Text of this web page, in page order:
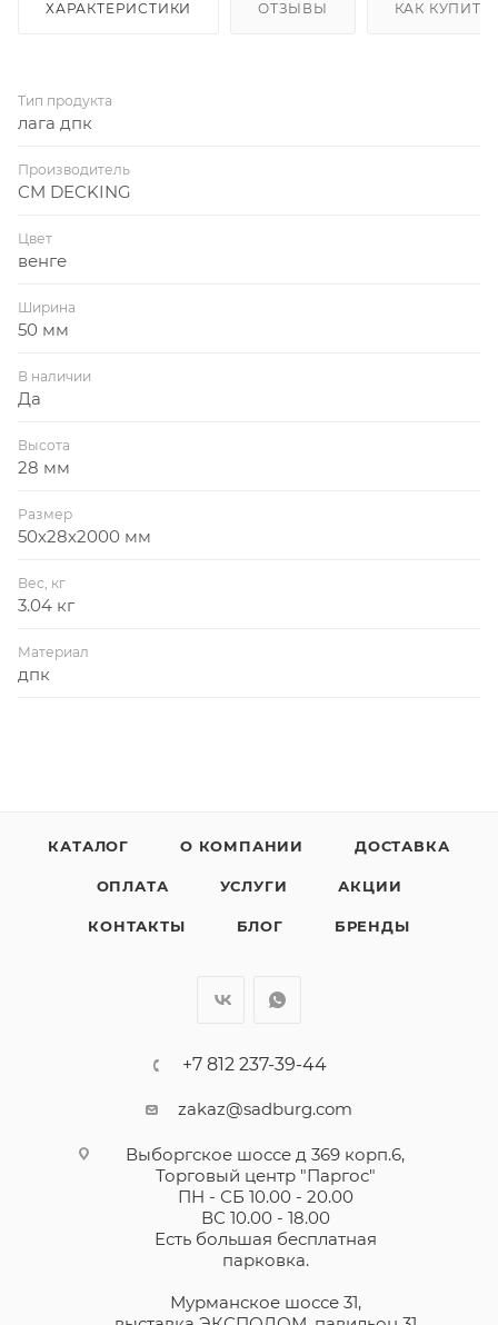
ХАРАКТЕРИСТИКИ ОТЗЫВЫ КАК КУПИТЬ
Тип продукта
лага дпк
Производитель
CM DECKING
Цвет
венге
Ширина
50 мм
В наличии
Да
Высота
28 мм
Размер
50х28х2000 мм
Вес, кг
3.04 кг
Материал
дпк
КАТАЛОГ О КОМПАНИИ ДОСТАВКА
ОПЛАТА УСЛУГИ АКЦИИ
КОНТАКТЫ БЛОГ БРЕНДЫ
+7 812 237-39-44
zakaz@sadburg.com
Выборгское шоссе д 369 корп.6,
Торговый центр "Паргос"
ПН - СБ 10.00 - 20.00
ВС 10.00 - 18.00
Есть большая бесплатная
парковка.
Мурманское шоссе 31,